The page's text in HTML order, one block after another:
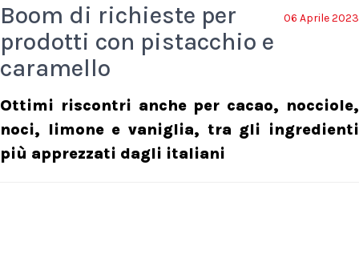
06 Aprile 2023
Boom di richieste per
prodotti con pistacchio e
caramello
Ottimi riscontri anche per cacao, nocciole,
noci, limone e vaniglia, tra gli ingredienti
più apprezzati dagli italiani